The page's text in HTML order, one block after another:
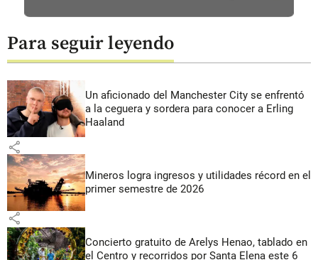
Para seguir leyendo
Un aficionado del Manchester City se enfrentó
a la ceguera y sordera para conocer a Erling
Haaland
share
Mineros logra ingresos y utilidades récord en el
primer semestre de 2026
share
Concierto gratuito de Arelys Henao, tablado en
el Centro y recorridos por Santa Elena este 6